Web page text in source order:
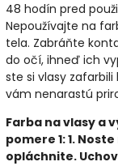
48 hodín pred
Nepoužívajte na
tela. Zabráňte
do očí, ihneď ich
ste si vlasy
vám nenarastú
Farba na vlasy a
pomere 1: 1.
opláchnite.